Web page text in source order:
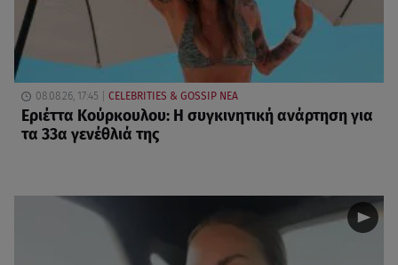
08.08.26, 17:45 CELEBRITIES & GOSSIP ΝΕΑ
Εριέττα Κούρκουλου: Η συγκινητική ανάρτηση για
τα 33α γενέθλιά της